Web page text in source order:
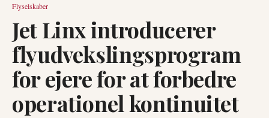
Flyselskaber
Jet Linx introducerer
flyudvekslingsprogram
for ejere for at forbedre
operationel kontinuitet